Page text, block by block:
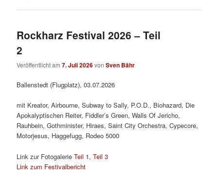
Rockharz Festival 2026 – Teil
2
Veröffentlicht am7. Juli 2026vonSven Bähr
Ballenstedt (Flugplatz), 03.07.2026
mit Kreator, Airbourne, Subway to Sally, P.O.D., Biohazard, Die
Apokalyptischen Reiter, Fiddler’s Green, Walls Of Jericho,
Rauhbein, Gothminister, Hiraes, Saint City Orchestra, Cypecore,
Motorjesus, Haggefugg, Rodeo 5000
Link zur FotogalerieTeil 1,Teil 3
Link zum Festivalbericht